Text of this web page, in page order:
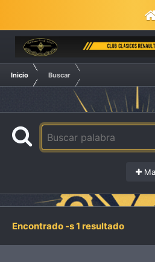
Inicio Buscar
Encontrado -s 1 resultado